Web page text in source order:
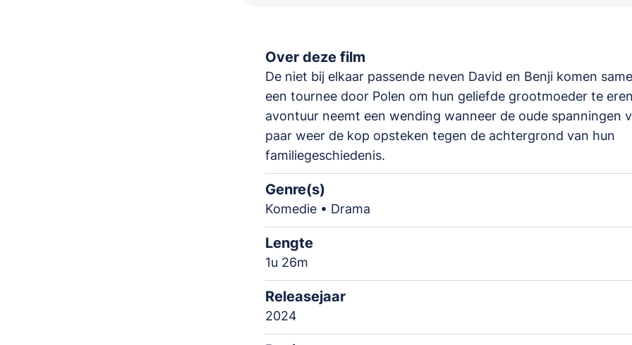
Over deze film
De niet bij elkaar passende neven David en Benji komen
een tournee door Polen om hun geliefde grootmoeder te
avontuur neemt een wending wanneer de oude spanningen
paar weer de kop opsteken tegen de achtergrond van hun
familiegeschiedenis.
Genre(s)
Komedie • Drama
Lengte
1u 26m
Releasejaar
2024